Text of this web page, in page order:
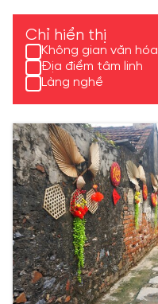
Chỉ hiển thị
Không gian văn hóa
Địa điểm tâm linh
Làng nghề